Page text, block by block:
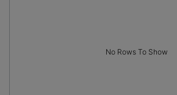
No Rows To Show